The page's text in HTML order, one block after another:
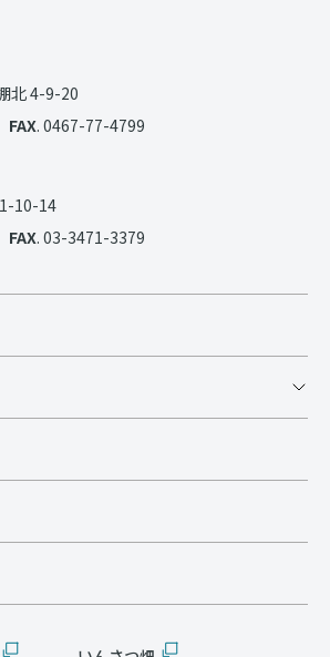
北 4-9-20
FAX. 0467-77-4799
10-14
FAX. 03-3471-3379